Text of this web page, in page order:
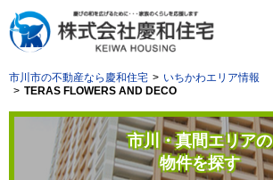
市川市の不動産なら慶和住宅
いちかわエリア情報
TERAS FLOWERS AND DECO
市川・真間エリアの
物件を探す